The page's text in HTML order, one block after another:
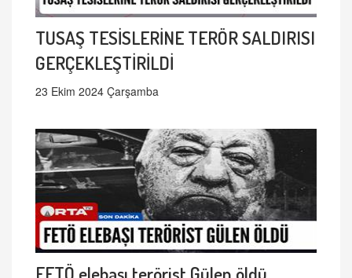
TUSAŞ TESİSLERİNE TERÖR SALDIRISI
GERÇEKLEŞTİRİLDİ
23 Ekim 2024 Çarşamba
FETÖ elebaşı terörist Gülen öldü